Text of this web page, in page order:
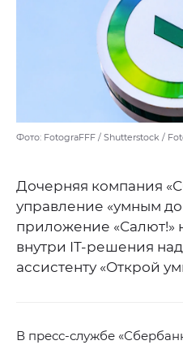
Фото: FotograFFF / Shutterstock /
Дочерняя компания
управление «умным
приложение «Салют!»
внутри IT-решения
ассистенту «Открой
В пресс-службе